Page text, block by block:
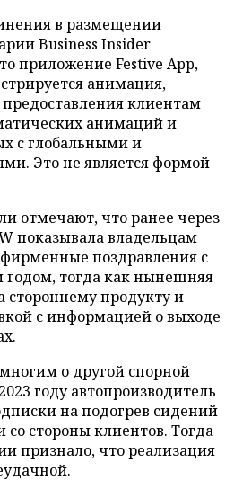
в размещении
Business Insider
приложение Festive App,
анимация,
клиентам
анимаций и
с глобальными и
Это не является формой
отмечают, что ранее через
показывала владельцам
поздравления с
тогда как нынешняя
продукту и
с информацией о выходе
о другой спорной
году автопроизводитель
на подогрев сидений
стороны клиентов. Тогда
признало, что реализация